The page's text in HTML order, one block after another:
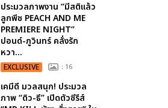
ประมวลภาพงาน “มีสติแล้ว
ลูกพีช PEACH AND ME
PREMIERE NIGHT”
ปอนด์-ภูวินทร์ คลั่งรัก
หวา...
EXCLUSIVE : 16
เคมีดี มวลสนุก! ประมวล
ภาพ “ดิว-ธี” เปิดตัวซีรีส์